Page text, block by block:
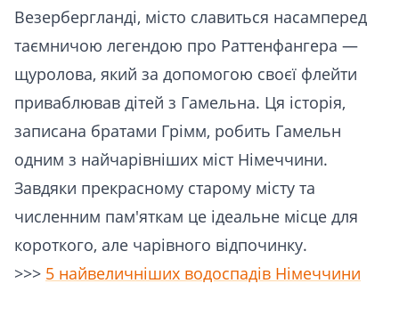
Везербергланді, місто славиться насамперед
таємничою легендою про Раттенфангера —
щуролова, який за допомогою своєї флейти
приваблював дітей з Гамельна. Ця історія,
записана братами Грімм, робить Гамельн
одним з найчарівніших міст Німеччини.
Завдяки прекрасному старому місту та
численним пам'яткам це ідеальне місце для
короткого, але чарівного відпочинку.
>>> 5 найвеличніших водоспадів Німеччини